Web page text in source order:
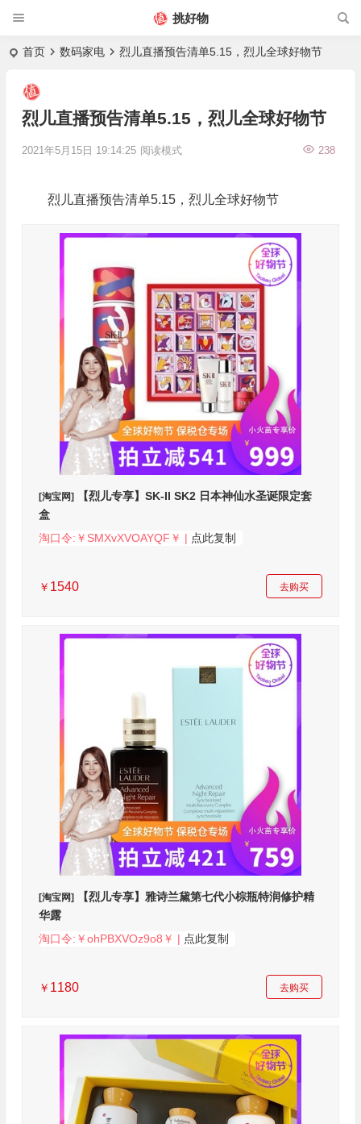
挑好物
首页 数码家电 烈儿直播预告清单5.15，烈儿全球好物节
烈儿直播预告清单5.15，烈儿全球好物节
2021年5月15日 19:14:25 238
阅读模式
烈儿直播预告清单5.15，烈儿全球好物节
[淘宝网]【烈儿专享】SK-II SK2 日本神仙水圣诞限定套
盒
淘口令:￥SMXvXVOAYQF￥ | 点此复制
￥ 1540 去购买
[淘宝网]【烈儿专享】雅诗兰黛第七代小棕瓶特润修护精
华露
淘口令:￥ohPBXVOz9o8￥ | 点此复制
￥ 1180 去购买